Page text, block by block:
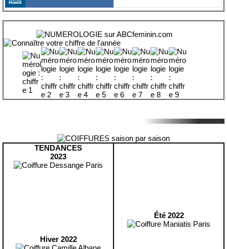
TENDANCES
2023
Hiver 2022
Été 2022